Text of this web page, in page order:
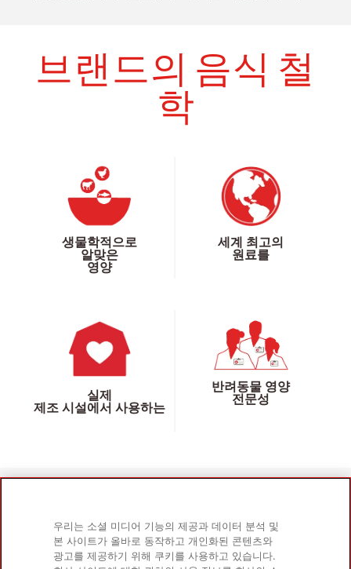
브랜드의 음식 철
학
생물학적으로
알맞은
영양
세계 최고의
원료를
실제
제조 시설에서 사용하는
반려동물 영양
전문성
반려견용
자세히 알아보기
회사 소개
우리는 소셜 미디어 기능의 제공과 데이터 분석 및
본 사이트가 올바로 동작하고 개인화된 콘텐츠와
광고를 제공하기 위해 쿠키를 사용하고 있습니다.